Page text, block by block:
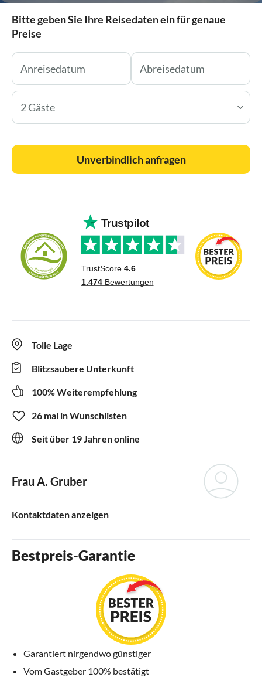
Bitte geben Sie Ihre Reisedaten ein für genaue
Preise
2 Gäste
Unverbindlich anfragen
Tolle Lage
Blitzsaubere Unterkunft
100% Weiterempfehlung
26 mal in Wunschlisten
Seit über 19 Jahren online
Frau A. Gruber
Kontaktdaten anzeigen
Bestpreis-Garantie
Garantiert nirgendwo günstiger
Vom Gastgeber 100% bestätigt